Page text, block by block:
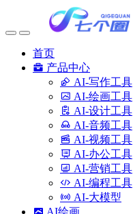
首页
产品中心
AI-写作工具
AI-绘画工具
AI-设计工具
AI-音频工具
AI-视频工具
AI-办公工具
AI-营销工具
AI-编程工具
AI-大模型
AI绘画